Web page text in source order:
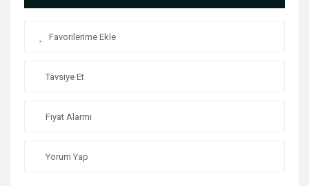
Tavsiye Et
Fiyat Alarmı
Yorum Yap